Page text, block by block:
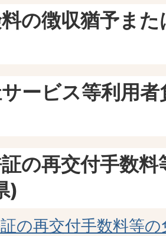
の徴収猶予ま
ービス等利用
の再交付手数
)
の再交付手数料等